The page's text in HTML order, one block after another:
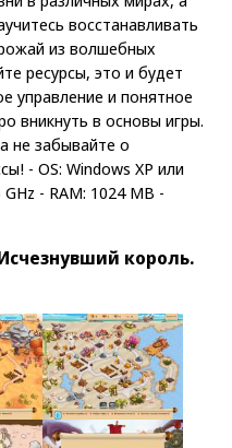
восстанавливать
из волшебных
ресурсы, это и будет
управление и понятное
вникнуть в основы игры.
не забывайте о
- OS: Windows XP или
- RAM: 1024 MB -
король.